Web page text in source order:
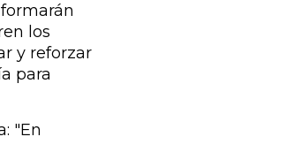
los
y reforzar
para
"En